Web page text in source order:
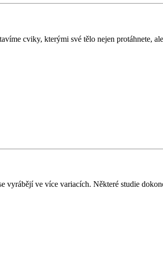
cviky, kterými své tělo nejen protáhnete,
vyrábějí ve více variacích. Některé studie